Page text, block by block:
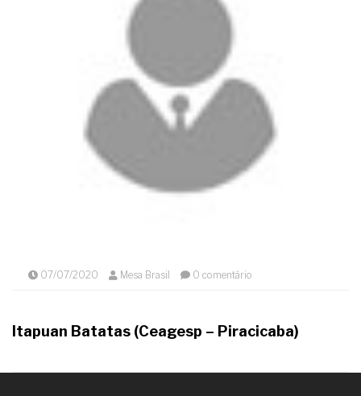
07/07/2020 Mesa Brasil 0 comentário
Itapuan Batatas (Ceagesp – Piracicaba)